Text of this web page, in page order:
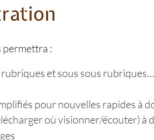
permettra :
et sous sous rubriques…
pour nouvelles rapides à
où visionner/écouter) à